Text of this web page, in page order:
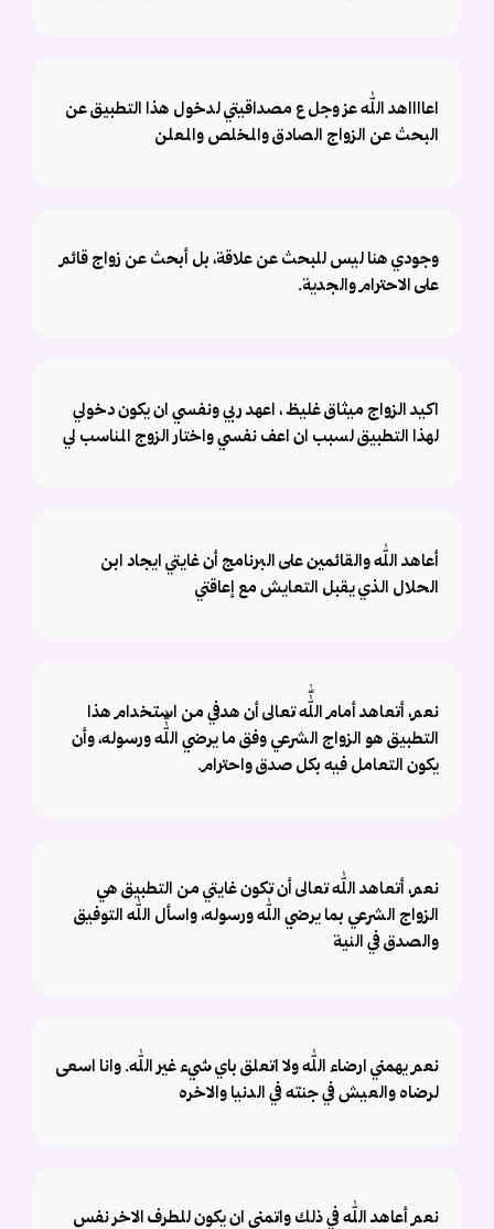
اعااااهد الله عز وجل ع مصداقيتي لدخول هذا التطبيق عن
البحث عن الزواج الصادق والمخلص والمعلن
وجودي هنا ليس للبحث عن علاقة، بل أبحث عن زواج قائم
على الاحترام والجدية.
اكيد الزواج ميثاق غليظ ، اعهد ربي ونفسي ان يكون دخولي
لهذا التطبيق لسبب ان اعف نفسي واختار الزوج المناسب لي
أعاهد الله والقائمين على البرنامج أن غايتي ايجاد ابن
الحلال الذي يقبل التعايش مع إعاقتي
نعم، أتعاهد أمام اللّٰه تعالى أن هدفي من استخدام هذا
التطبيق هو الزواج الشرعي وفق ما يرضي اللّٰه ورسوله، وأن
يكون التعامل فيه بكل صدق واحترام.
نعم، أتعاهد الله تعالى أن تكون غايتي من التطبيق هي
الزواج الشرعي بما يرضي الله ورسوله، واسأل الله التوفيق
والصدق في النية
نعم يهمني ارضاء الله ولا اتعلق باي شيء غير الله. وانا اسعى
لرضاه والعيش في جنته في الدنيا والاخره
نعم أعاهد الله في ذلك واتمنى ان يكون للطرف الاخر نفس